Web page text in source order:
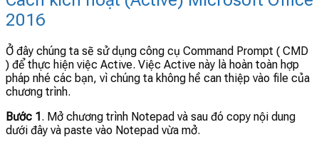
2016
Ở đây chúng ta sẽ sử dụng công cụ Command Prompt ( CMD
) để thực hiện việc Active. Việc Active này là hoàn toàn hợp
pháp nhé các bạn, vì chúng ta không hề can thiệp vào file của
chương trình.
Bước 1. Mở chương trình Notepad và sau đó copy nội dung
dưới đây và paste vào Notepad vừa mở.